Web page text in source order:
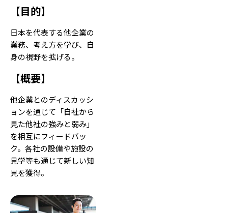
【目的】
日本を代表する他企業の
業務、考え方を学び、自
身の視野を拡げる。
【概要】
他企業とのディスカッシ
ョンを通じて「自社から
見た他社の強みと弱み」
を相互にフィードバッ
ク。各社の設備や施設の
見学等も通じて新しい知
見を獲得。